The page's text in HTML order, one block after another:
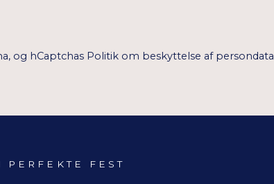
og hCaptchas Politik om beskyttelse af persondata
PERFEKTE FEST